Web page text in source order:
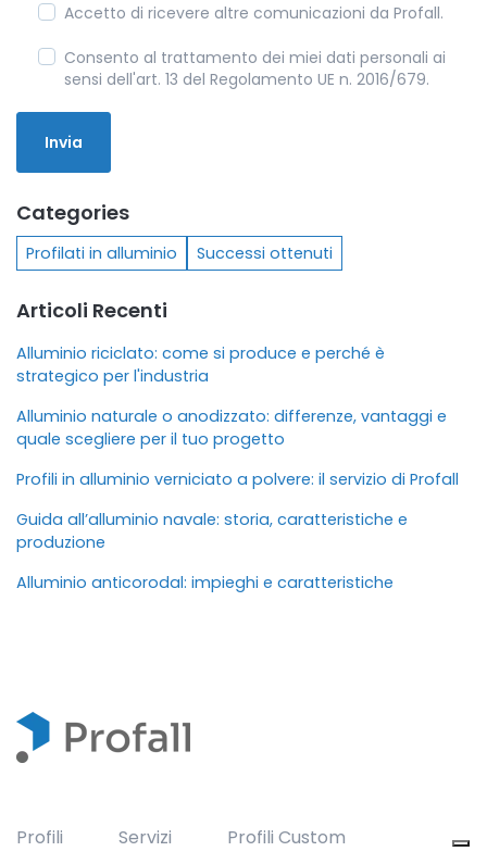
Accetto di ricevere altre comunicazioni da Profall.
Consento al trattamento dei miei dati personali ai
sensi dell'art. 13 del Regolamento UE n. 2016/679.
Categories
Profilati in alluminio Successi ottenuti
Articoli Recenti
Alluminio riciclato: come si produce e perché è
strategico per l'industria
Alluminio naturale o anodizzato: differenze, vantaggi e
quale scegliere per il tuo progetto
Profili in alluminio verniciato a polvere: il servizio di Profall
Guida all’alluminio navale: storia, caratteristiche e
produzione
Alluminio anticorodal: impieghi e caratteristiche
Profili Servizi Profili Custom